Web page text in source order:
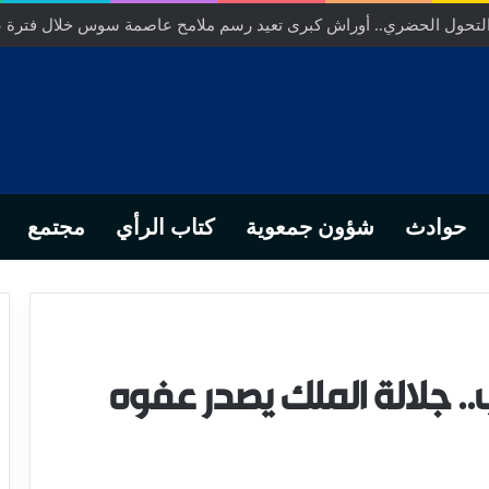
من التدبير المحلي إلى رهانات التشريع وبصمة رجل أعمال ناجح
حوادث شؤون جمعوية كتاب الرأي مجتمع
جلالة الملك يصدر عفوه